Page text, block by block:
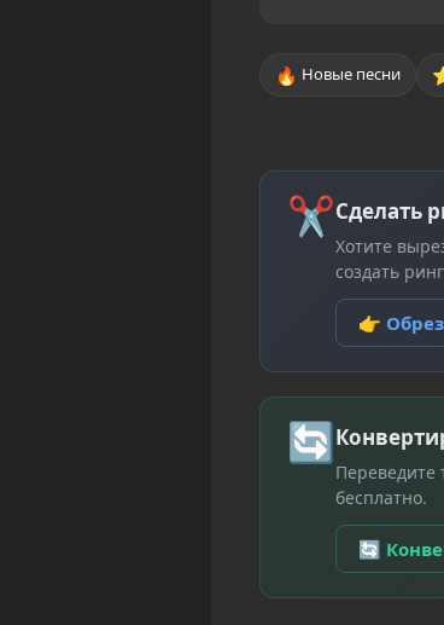
🔥 Новые песни
✂Сделать
Хотите
создать
👉
🔄
Переведите
бесплатно.
🔄